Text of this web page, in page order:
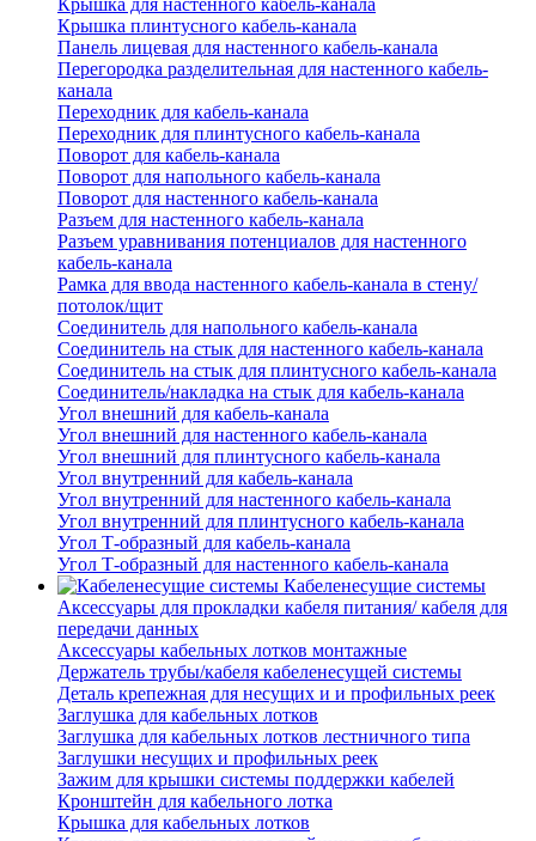
Крышка для настенного кабель-канала
Крышка плинтусного кабель-канала
Панель лицевая для настенного кабель-канала
Перегородка разделительная для настенного кабель-
канала
Переходник для кабель-канала
Переходник для плинтусного кабель-канала
Поворот для кабель-канала
Поворот для напольного кабель-канала
Поворот для настенного кабель-канала
Разъем для настенного кабель-канала
Разъем уравнивания потенциалов для настенного
кабель-канала
Рамка для ввода настенного кабель-канала в стену/
потолок/щит
Соединитель для напольного кабель-канала
Соединитель на стык для настенного кабель-канала
Соединитель на стык для плинтусного кабель-канала
Соединитель/накладка на стык для кабель-канала
Угол внешний для кабель-канала
Угол внешний для настенного кабель-канала
Угол внешний для плинтусного кабель-канала
Угол внутренний для кабель-канала
Угол внутренний для настенного кабель-канала
Угол внутренний для плинтусного кабель-канала
Угол Т-образный для кабель-канала
Угол Т-образный для настенного кабель-канала
Кабеленесущие системы
Аксессуары для прокладки кабеля питания/ кабеля для
передачи данных
Аксессуары кабельных лотков монтажные
Держатель трубы/кабеля кабеленесущей системы
Деталь крепежная для несущих и и профильных реек
Заглушка для кабельных лотков
Заглушка для кабельных лотков лестничного типа
Заглушки несущих и профильных реек
Зажим для крышки системы поддержки кабелей
Кронштейн для кабельного лотка
Крышка для кабельных лотков